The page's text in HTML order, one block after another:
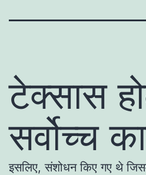
टेक्सास
सर्वोच्च
इसलिए, संशोधन किए गए थे